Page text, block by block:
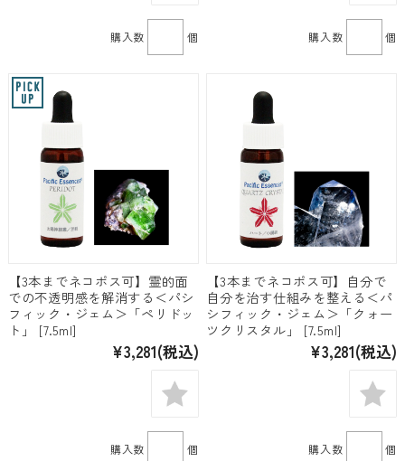
購入数 個 購入数 個
【3本までネコポス可】霊的面
での不透明感を解消する＜パシ
フィック・ジェム＞「ペリドッ
ト」 [7.5ml]
¥3,281(税込)
購入数 個
【3本までネコポス可】自分で
自分を治す仕組みを整える＜パ
シフィック・ジェム＞「クォー
ツクリスタル」 [7.5ml]
¥3,281(税込)
購入数 個